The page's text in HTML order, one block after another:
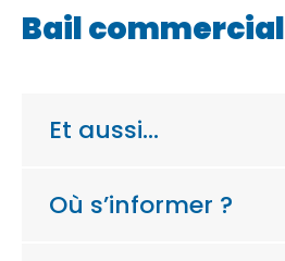
Bail commercial
Et aussi…
Où s’informer ?